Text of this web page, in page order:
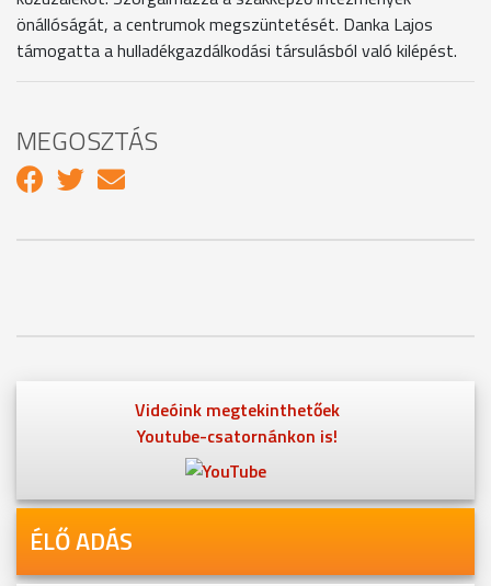
önállóságát, a centrumok megszüntetését. Danka Lajos
támogatta a hulladékgazdálkodási társulásból való kilépést.
MEGOSZTÁS
Videóink megtekinthetőek
Youtube-csatornánkon is!
ÉLŐ ADÁS